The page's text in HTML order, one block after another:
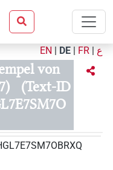
EN | DE | FR | ع
von
(Text-ID